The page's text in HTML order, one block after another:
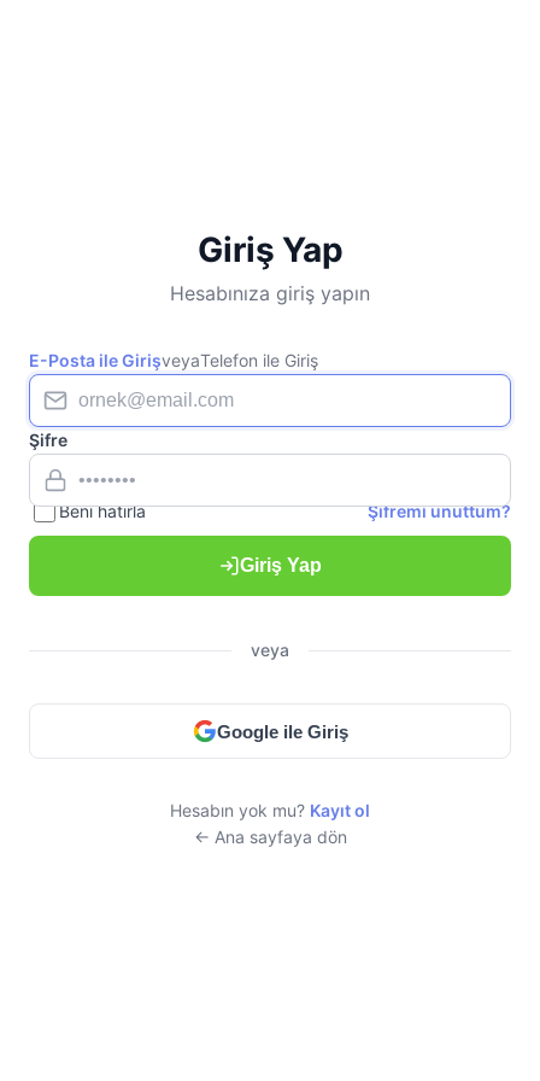
Giriş Yap
Hesabınıza giriş yapın
E-Posta ile GirişveyaTelefon ile Giriş
Şifre
Beni hatırla Şifremi unuttum?
Giriş Yap
veya
Google ile Giriş
Hesabın yok mu? Kayıt ol
← Ana sayfaya dön